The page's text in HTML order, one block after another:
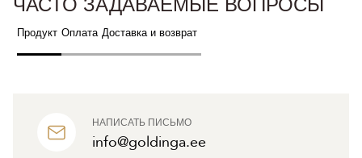
НАПИСАТЬ ПИСЬМО
info@goldinga.ee
ЧАСТО ЗАДАВАЕМЫЕ ВОПРОСЫ
Продукт Оплата Доставка и возврат